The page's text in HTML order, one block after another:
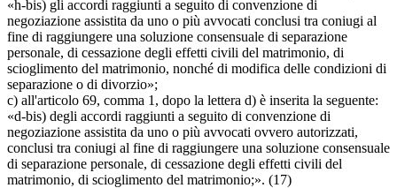
«h-bis) gli accordi raggiunti a seguito di convenzione di
negoziazione assistita da uno o più avvocati conclusi tra coniugi al
fine di raggiungere una soluzione consensuale di separazione
personale, di cessazione degli effetti civili del matrimonio, di
scioglimento del matrimonio, nonché di modifica delle condizioni di
separazione o di divorzio»;
c) all'articolo 69, comma 1, dopo la lettera d) è inserita la seguente:
«d-bis) degli accordi raggiunti a seguito di convenzione di
negoziazione assistita da uno o più avvocati ovvero autorizzati,
conclusi tra coniugi al fine di raggiungere una soluzione consensuale
di separazione personale, di cessazione degli effetti civili del
matrimonio, di scioglimento del matrimonio;». (17)